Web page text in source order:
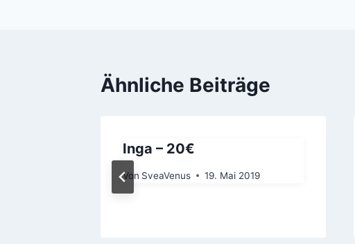
Ähnliche Beiträge
Inga – 20€
Von SveaVenus 19. Mai 2019